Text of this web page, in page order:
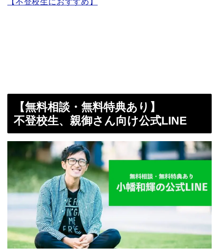
【不登校生におすすめ】
【無料相談・無料特典あり】
不登校生、親御さん向け公式LINE